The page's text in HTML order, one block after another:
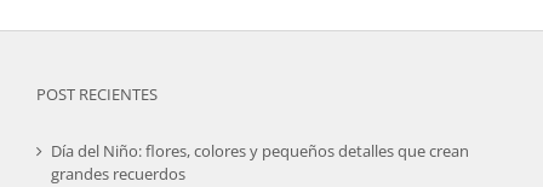
POST RECIENTES
Día del Niño: flores, colores y pequeños detalles que crean
grandes recuerdos